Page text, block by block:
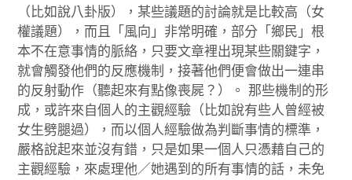
（比如說八卦版），某些議題的討論就是比較高（女
權議題），而且「風向」非常明確，部分「鄉民」根
本不在意事情的脈絡，只要文章裡出現某些關鍵字，
就會觸發他們的反應機制，接著他們便會做出一連串
的反射動作（聽起來有點像喪屍？）。 那些機制的形
成，或許來自個人的主觀經驗（比如說有些人曾經被
女生劈腿過），而以個人經驗做為判斷事情的標準，
嚴格說起來並沒有錯，只是如果一個人只憑藉自己的
主觀經驗，來處理他／她遇到的所有事情的話，未免